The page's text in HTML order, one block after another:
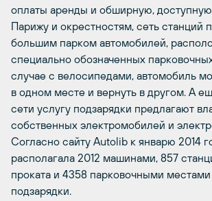
оплаты аренды и обширную,
Парижу и окрестностям, сеть станций
большим парком автомобилей,
специально обозначенных
случае с велосипедами, автомобиль
в одном месте и вернуть в другом. А
сети услугу подзарядки предлагают
собственных электромобилей и
Согласно сайту Autolib к январю 2014
располагала 2012 машинами, 857
проката и 4358 парковочными
подзарядки.